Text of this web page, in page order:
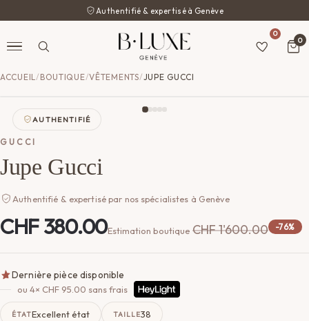
Authentifié & expertisé à Genève
0
0
ACCUEIL/ BOUTIQUE/VÊTEMENTS/JUPE GUCCI
AUTHENTIFIÉ
GUCCI
Jupe Gucci
Authentifié & expertisé par nos spécialistes à Genève
CHF380.00Estimation boutique CHF1'600.00 -76%
Dernière pièce disponible
ou 4× CHF 95.00 sans frais
ÉTATExcellent état TAILLE38